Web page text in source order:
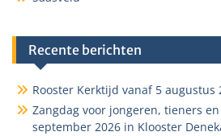
Recente berichten
Rooster Kerktijd vanaf 5 augustus
Zangdag voor jongeren, tieners
september 2026 in Klooster